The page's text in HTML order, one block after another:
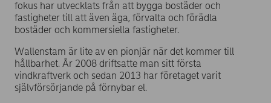
fokus har utvecklats från att bygga bostäder och
fastigheter till att även äga, förvalta och förädla
bostäder och kommersiella fastigheter.
Wallenstam är lite av en pionjär när det kommer till
hållbarhet. År 2008 driftsatte man sitt första
vindkraftverk och sedan 2013 har företaget varit
självförsörjande på förnybar el.